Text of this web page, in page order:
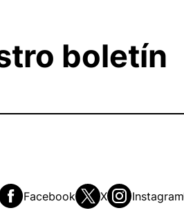
boletín
Facebook X Instagram